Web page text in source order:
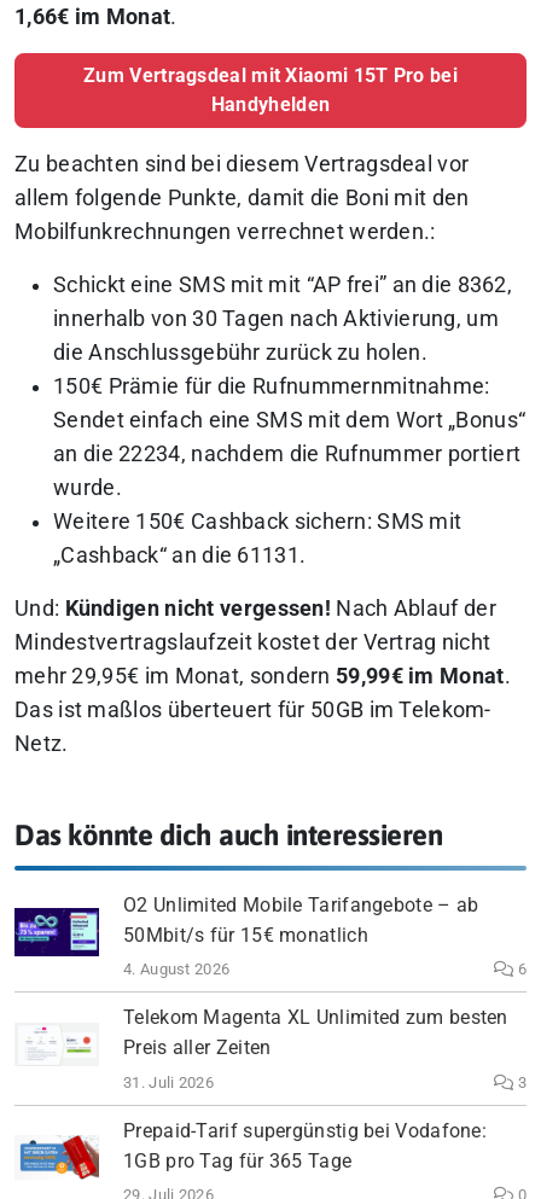
1,66€ im Monat.
Zum Vertragsdeal mit Xiaomi 15T Pro bei
Handyhelden
Zu beachten sind bei diesem Vertragsdeal vor
allem folgende Punkte, damit die Boni mit den
Mobilfunkrechnungen verrechnet werden.:
Schickt eine SMS mit mit “AP frei” an die 8362,
innerhalb von 30 Tagen nach Aktivierung, um
die Anschlussgebühr zurück zu holen.
150€ Prämie für die Rufnummernmitnahme:
Sendet einfach eine SMS mit dem Wort „Bonus“
an die 22234, nachdem die Rufnummer portiert
wurde.
Weitere 150€ Cashback sichern: SMS mit
„Cashback“ an die 61131.
Und: Kündigen nicht vergessen! Nach Ablauf der
Mindestvertragslaufzeit kostet der Vertrag nicht
mehr 29,95€ im Monat, sondern 59,99€ im Monat.
Das ist maßlos überteuert für 50GB im Telekom-
Netz.
Das könnte dich auch interessieren
O2 Unlimited Mobile Tarifangebote – ab
50Mbit/s für 15€ monatlich
4. August 2026 6
Telekom Magenta XL Unlimited zum besten
Preis aller Zeiten
31. Juli 2026 3
Prepaid-Tarif supergünstig bei Vodafone:
1GB pro Tag für 365 Tage
29. Juli 2026 0